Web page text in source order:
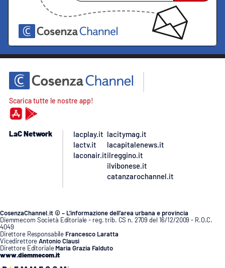
Scarica tutte le nostre app!
LaC Network
lacplay.it
lactv.it
laconair.it
lacitymag.it
lacapitalenews.it
ilreggino.it
ilvibonese.it
catanzarochannel.it
CosenzaChannel.it © – L’informazione dell’area urbana e provincia
Diemmecom Società Editoriale - reg. trib. CS n. 2709 del 16/12/2009 - R.O.C.
4049
Direttore Responsabile Francesco Laratta
VicedirettoreAntonio Clausi
Direttore Editoriale Maria Grazia Falduto
www.diemmecom.it